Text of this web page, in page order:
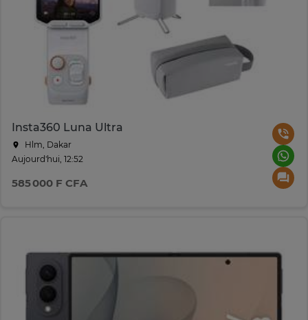
Insta360 Luna Ultra
Hlm, Dakar
Aujourd'hui, 12:52
585 000 F CFA